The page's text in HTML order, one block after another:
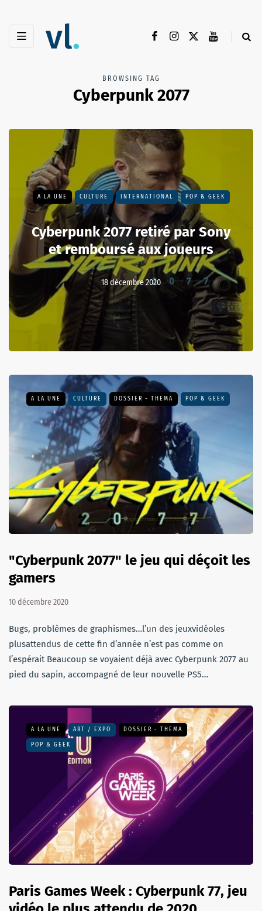
BROWSING TAG
Cyberpunk 2077
A LA UNE CULTURE INTERNATIONAL POP & GEEK
Cyberpunk 2077 retiré par Sony
et remboursé aux joueurs
18 décembre 2020
A LA UNE CULTURE DOSSIER - THEMA POP & GEEK
"Cyberpunk 2077" le jeu qui déçoit les
gamers
10 décembre 2020
Bugs, problèmes de graphismes…l’un des jeuxvidéoles
plusattendus de cette fin d’année n’est pas comme on
l’espérait Beaucoup se voyaient déjà avec Cyberpunk 2077 au
pied du sapin, accompagné de leur nouvelle PS5…
A LA UNE ART / EXPO DOSSIER - THEMA
POP & GEEK
Paris Games Week : Cyberpunk 77, jeu